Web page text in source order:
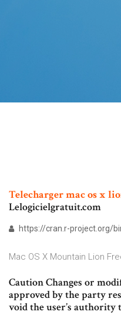
Telechargermacosx
Lelogicielgratuit.com
https://cran.r-project.org/
Mac OS X Mountain Lion
Caution Changes or
approved by the party
void the user’s authority